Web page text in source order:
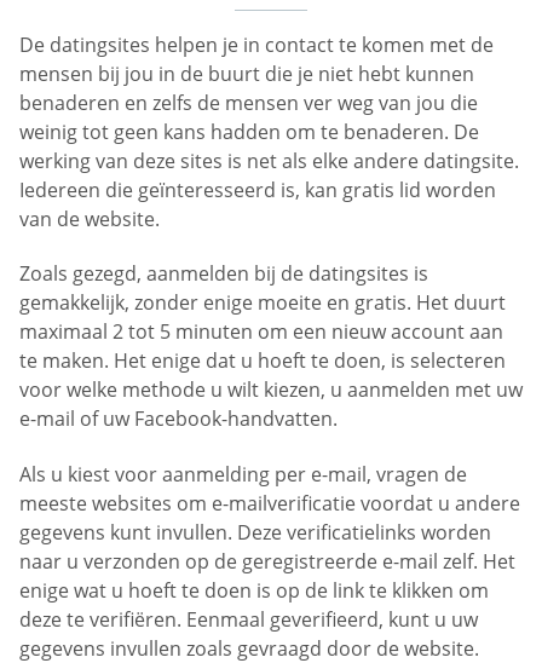
De datingsites helpen je in contact te komen met de
mensen bij jou in de buurt die je niet hebt kunnen
benaderen en zelfs de mensen ver weg van jou die
weinig tot geen kans hadden om te benaderen. De
werking van deze sites is net als elke andere datingsite.
Iedereen die geïnteresseerd is, kan gratis lid worden
van de website.
Zoals gezegd, aanmelden bij de datingsites is
gemakkelijk, zonder enige moeite en gratis. Het duurt
maximaal 2 tot 5 minuten om een nieuw account aan
te maken. Het enige dat u hoeft te doen, is selecteren
voor welke methode u wilt kiezen, u aanmelden met uw
e-mail of uw Facebook-handvatten.
Als u kiest voor aanmelding per e-mail, vragen de
meeste websites om e-mailverificatie voordat u andere
gegevens kunt invullen. Deze verificatielinks worden
naar u verzonden op de geregistreerde e-mail zelf. Het
enige wat u hoeft te doen is op de link te klikken om
deze te verifiëren. Eenmaal geverifieerd, kunt u uw
gegevens invullen zoals gevraagd door de website.